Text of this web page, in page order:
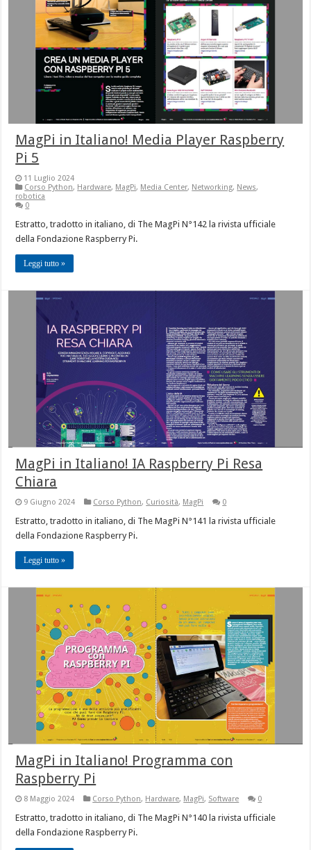
MagPi in Italiano! Media Player Raspberry
Pi 5
11 Luglio 2024
Corso Python, Hardware, MagPi, Media Center, Networking, News,
robotica
0
Estratto, tradotto in italiano, di The MagPi N°142 la rivista ufficiale
della Fondazione Raspberry Pi.
Leggi tutto »
MagPi in Italiano! IA Raspberry Pi Resa
Chiara
9 Giugno 2024 Corso Python, Curiosità, MagPi 0
Estratto, tradotto in italiano, di The MagPi N°141 la rivista ufficiale
della Fondazione Raspberry Pi.
Leggi tutto »
MagPi in Italiano! Programma con
Raspberry Pi
8 Maggio 2024 Corso Python, Hardware, MagPi, Software 0
Estratto, tradotto in italiano, di The MagPi N°140 la rivista ufficiale
della Fondazione Raspberry Pi.